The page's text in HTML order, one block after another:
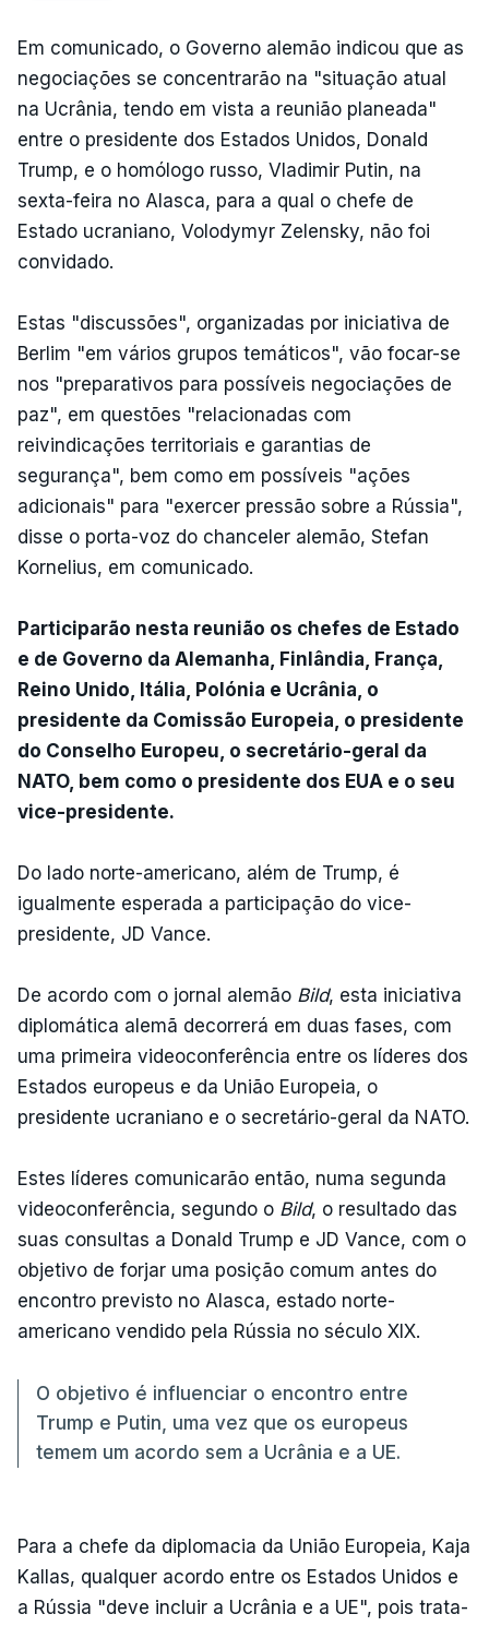
Em comunicado, o Governo alemão indicou que as
negociações se concentrarão na "situação atual
na Ucrânia, tendo em vista a reunião planeada"
entre o presidente dos Estados Unidos, Donald
Trump, e o homólogo russo, Vladimir Putin, na
sexta-feira no Alasca, para a qual o chefe de
Estado ucraniano, Volodymyr Zelensky, não foi
convidado.
Estas "discussões", organizadas por iniciativa de
Berlim "em vários grupos temáticos", vão focar-se
nos "preparativos para possíveis negociações de
paz", em questões "relacionadas com
reivindicações territoriais e garantias de
segurança", bem como em possíveis "ações
adicionais" para "exercer pressão sobre a Rússia",
disse o porta-voz do chanceler alemão, Stefan
Kornelius, em comunicado.
Participarão nesta reunião os chefes de Estado
e de Governo da Alemanha, Finlândia, França,
Reino Unido, Itália, Polónia e Ucrânia, o
presidente da Comissão Europeia, o presidente
do Conselho Europeu, o secretário-geral da
NATO, bem como o presidente dos EUA e o seu
vice-presidente.
Do lado norte-americano, além de Trump, é
igualmente esperada a participação do vice-
presidente, JD Vance.
De acordo com o jornal alemão Bild, esta iniciativa
diplomática alemã decorrerá em duas fases, com
uma primeira videoconferência entre os líderes dos
Estados europeus e da União Europeia, o
presidente ucraniano e o secretário-geral da NATO.
Estes líderes comunicarão então, numa segunda
videoconferência, segundo o Bild, o resultado das
suas consultas a Donald Trump e JD Vance, com o
objetivo de forjar uma posição comum antes do
encontro previsto no Alasca, estado norte-
americano vendido pela Rússia no século XIX.
O objetivo é influenciar o encontro entre
Trump e Putin, uma vez que os europeus
temem um acordo sem a Ucrânia e a UE.
Para a chefe da diplomacia da União Europeia, Kaja
Kallas, qualquer acordo entre os Estados Unidos e
a Rússia "deve incluir a Ucrânia e a UE", pois trata-